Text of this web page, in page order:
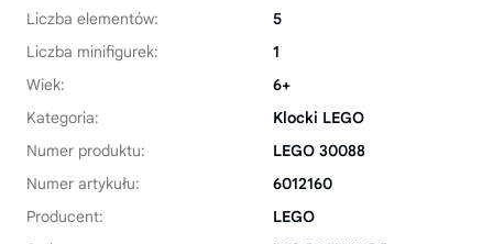
Liczba elementów:
5
Liczba minifigurek:
1
Wiek:
6+
Kategoria:
Klocki LEGO
Numer produktu:
LEGO 30088
Numer artykułu:
6012160
Producent:
LEGO